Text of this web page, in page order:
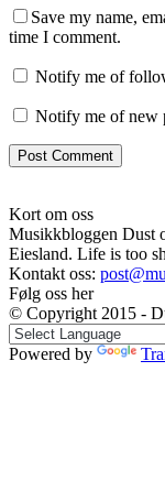
Save my name,
time I comment.
Notify me of
Notify me of new
Kort om oss
Musikkbloggen Dust
Eiesland. Life is too
Kontakt oss:
Følg oss her
© Copyright 2015 -
Powered by